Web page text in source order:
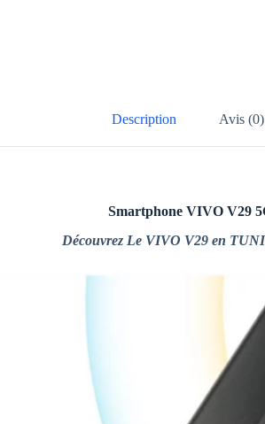
Description Avis (0)
Smartphone VIVO V29
Découvrez Le VIVO V29 en